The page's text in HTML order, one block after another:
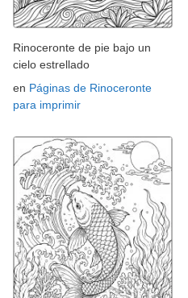
Rinoceronte de pie bajo un
cielo estrellado
en Páginas de Rinoceronte
para imprimir